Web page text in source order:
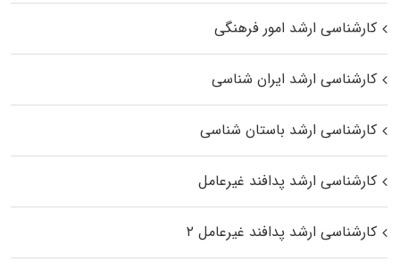
کارشناسی ارشد امور فرهنگی
کارشناسی ارشد ایران شناسی
کارشناسی ارشد باستان شناسی
کارشناسی ارشد پدافند غیرعامل
کارشناسی ارشد پدافند غیرعامل ۲